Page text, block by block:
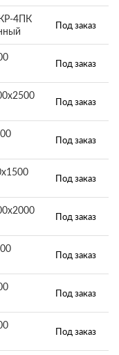
4ПК
Под заказ
Под заказ
Под заказ
Под заказ
Под заказ
Под заказ
Под заказ
Под заказ
Под заказ